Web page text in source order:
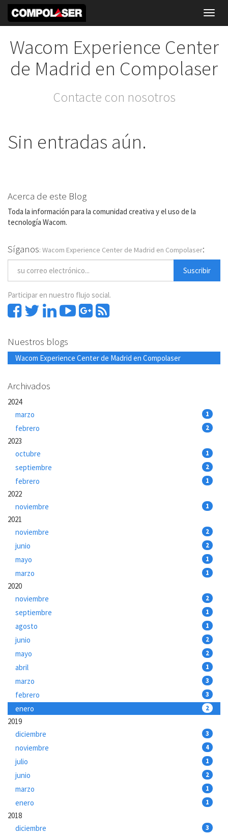
Wacom Experience Center
de Madrid en Compolaser
Contacte con nosotros
Sin entradas aún.
Acerca de este Blog
Toda la información para la comunidad creativa y el uso de la
tecnología Wacom.
Síganos: Wacom Experience Center de Madrid en Compolaser:
Suscribir
Participar en nuestro flujo social.
Nuestros blogs
Wacom Experience Center de Madrid en Compolaser
Archivados
2024
marzo
1
febrero 2
2023
octubre
1
septiembre 2
febrero 1
2022
noviembre
1
2021
noviembre
2
junio 2
mayo 1
marzo 1
2020
noviembre
2
septiembre 1
agosto 1
junio 2
mayo 2
abril 1
marzo 3
febrero 3
enero 2
2019
diciembre
3
noviembre 4
julio 1
junio 2
marzo 1
enero 1
2018
diciembre
3